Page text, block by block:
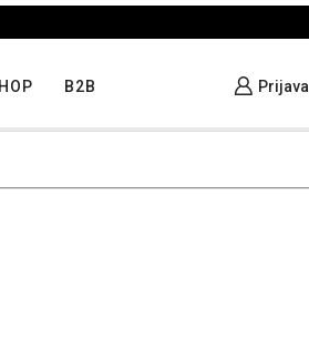
popuste proizvoda u "Hit tjedna"
B2B Prijava